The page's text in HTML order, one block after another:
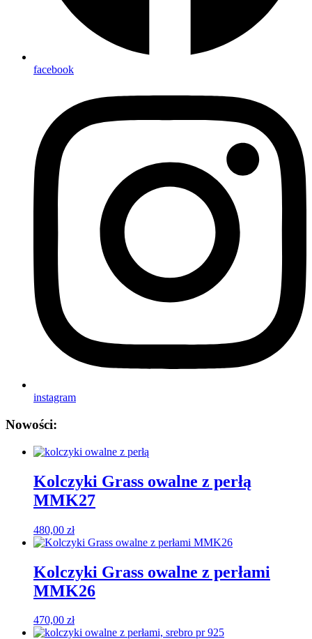
facebook
instagram
Nowości:
Kolczyki Grass owalne z perłą
MMK27
480,00 zł
Kolczyki Grass owalne z perłami
MMK26
470,00 zł